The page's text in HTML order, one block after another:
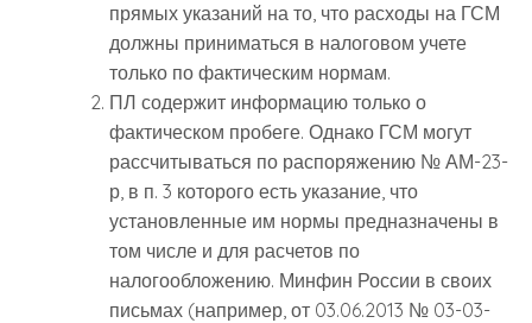
прямых указаний на то, что расходы на ГСМ
должны приниматься в налоговом учете
только по фактическим нормам.
ПЛ содержит информацию только о
фактическом пробеге. Однако ГСМ могут
рассчитываться по распоряжению № АМ-23-
р, в п. 3 которого есть указание, что
установленные им нормы предназначены в
том числе и для расчетов по
налогообложению. Минфин России в своих
письмах (например, от 03.06.2013 № 03-03-